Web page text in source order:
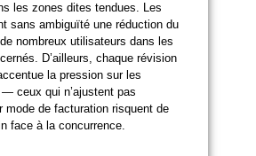
les zones dites tendues. Les
sans ambiguïté une réduction du
nombreux utilisateurs dans les
D’ailleurs, chaque révision
la pression sur les
ceux qui n’ajustent pas
mode de facturation risquent de
face à la concurrence.